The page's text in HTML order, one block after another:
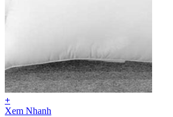
+
Xem Nhanh